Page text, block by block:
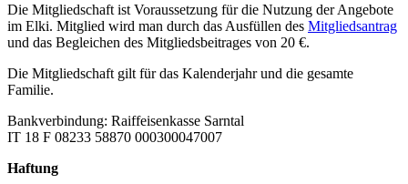
Die Mitgliedschaft ist Voraussetzung für die Nutzung der Angebote
im Elki. Mitglied wird man durch das Ausfüllen des Mitgliedsantrag
und das Begleichen des Mitgliedsbeitrages von 20 €.
Die Mitgliedschaft gilt für das Kalenderjahr und die gesamte
Familie.
Bankverbindung: Raiffeisenkasse Sarntal
IT 18 F 08233 58870 000300047007
Haftung